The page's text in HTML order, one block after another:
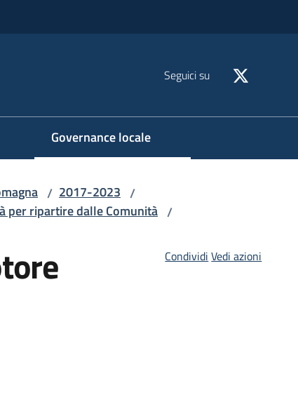
Seguici su
Governance locale
/ 2017-2023 /
per ripartire dalle Comunità /
Condividi Vedi azioni